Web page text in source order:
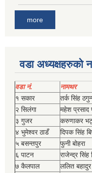
more
वडा अध्यक्षहरुको
वडा नं. नामथर
१ सकार
तर्क सिंह
२ सिलंगा
महेश प्रसाद
३ गुजर
करुणाकर
४ भुमेश्‍वर ठाडँ
दिपक सिंह
५ बसन्तपुर
फुनी बोहरा
६ पाटन
राजेन्द्र सिंह
७ कैलपाल
ललित